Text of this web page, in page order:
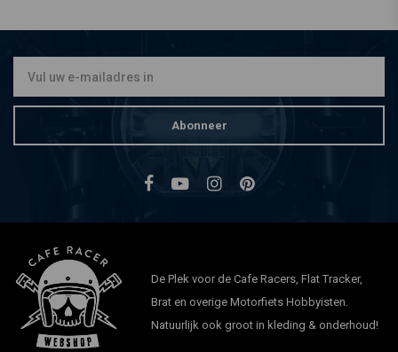
0869F (check modellen
€49,85
Abonneer
De Plek voor de Cafe Racers, Flat Tracker,
Brat en overige Motorfiets Hobbyisten.
Natuurlijk ook groot in kleding & onderhoud!